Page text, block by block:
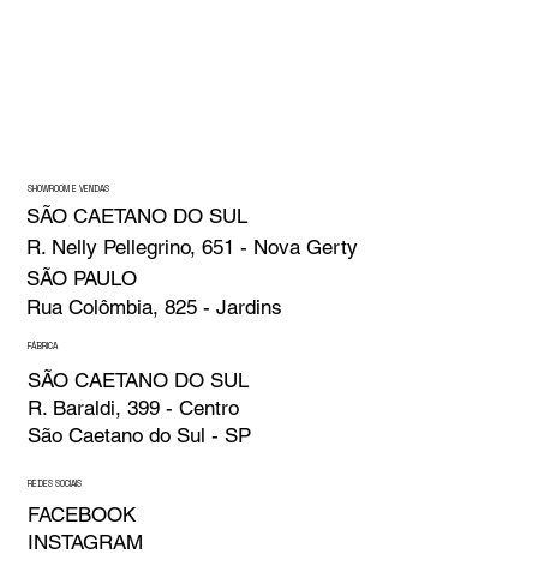
REDES SOCIAIS
FACEBOOK
INSTAGRAM
FÁBRICA
SÃO CAETANO DO SUL
R. Baraldi, 399 - Centro
São Caetano do Sul - SP
SHOWROOM E VENDAS
SÃO PAULO
SÃO CAETANO DO SUL
Rua Colômbia, 825 - Jardins
R. Nelly Pellegrino, 651 - Nova Gerty